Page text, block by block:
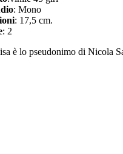
: Mono
: 17,5 cm.
: 2
è lo pseudonimo di Nicola